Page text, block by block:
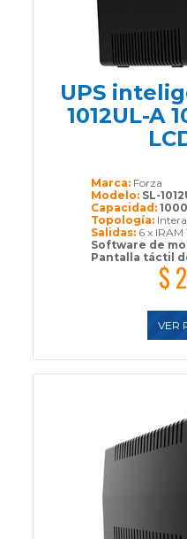
UPS
1012UL-A
$
VER
Marca: Forza
Modelo: SL-
Capacidad:
Topología:
Salidas: 6 x IRAM
Software de
Pantalla táctil